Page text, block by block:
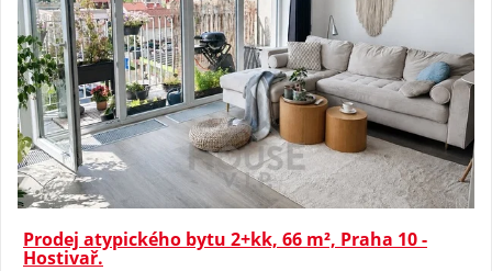
Prodej atypického bytu 2+kk, 66 m², Praha 10 -
Hostivař.